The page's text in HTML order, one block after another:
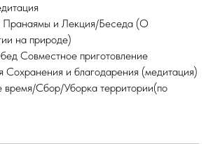
и Лекция/Беседа (О
на природе)
Совместное приготовление
и благодарения (медитация)
Сбор/Уборка территории(по